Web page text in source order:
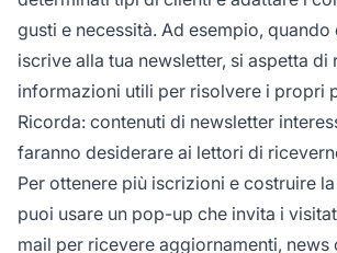
gusti e necessità. Ad esempio, quando
iscrive alla tua newsletter, si aspetta di
informazioni utili per risolvere i propri
Ricorda: contenuti di newsletter
faranno desiderare ai lettori di
Per ottenere più iscrizioni e costruire
puoi usare un pop-up che invita i
mail per ricevere aggiornamenti, news